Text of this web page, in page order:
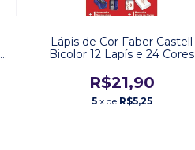
Lápis de Cor Faber Castell
Bicolor 12 Lapís e 24 Cores
R$21,90
5 x de R$5,25